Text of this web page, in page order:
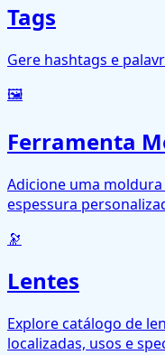
Tags
Gere hashtags e
🖼️
Ferramenta
Adicione uma
espessura
🔭
Lentes
Explore catálogo de
localizadas, usos e